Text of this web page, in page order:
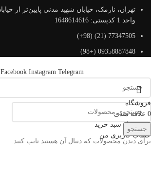
واحد 1 کدپستی: 1648614616
77347505 (21) (98+)
09358887848 (+98)
Facebook Instagram Telegram
جستجو
برای دیدن محصولات که دنبال آن هستید تایپ کنید.
فروشگاه
0 علاقه مندی
0 محصول سبد خرید
حساب کاربری من